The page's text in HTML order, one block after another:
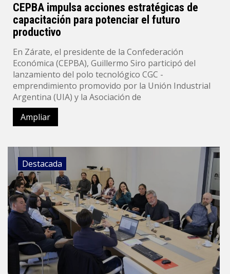
CEPBA impulsa acciones estratégicas de
capacitación para potenciar el futuro
productivo
En Zárate, el presidente de la Confederación
Económica (CEPBA), Guillermo Siro participó del
lanzamiento del polo tecnológico CGC -
emprendimiento promovido por la Unión Industrial
Argentina (UIA) y la Asociación de
Ampliar
Destacada